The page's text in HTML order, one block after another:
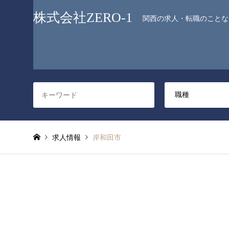
株式会社ZERO-1 関西の求人・転職のこと
求人情報 岸和田市